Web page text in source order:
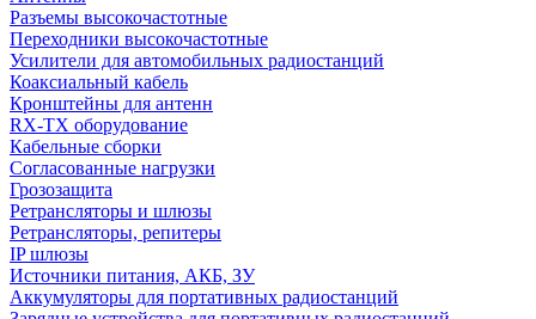
Разъемы высокочастотные
Переходники высокочастотные
Усилители для автомобильных радиостанций
Коаксиальный кабель
Кронштейны для антенн
RX-TX оборудование
Кабельные сборки
Согласованные нагрузки
Грозозащита
Ретрансляторы и шлюзы
Ретрансляторы, репитеры
IP шлюзы
Источники питания, АКБ, ЗУ
Аккумуляторы для портативных радиостанций